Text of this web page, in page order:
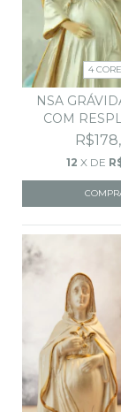
4
NSA
COM
12 X DE